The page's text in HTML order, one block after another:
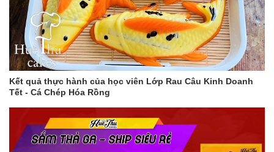
Kết quả thực hành của học viên Lớp Rau Câu Kinh Doanh
Tết - Cá Chép Hóa Rồng